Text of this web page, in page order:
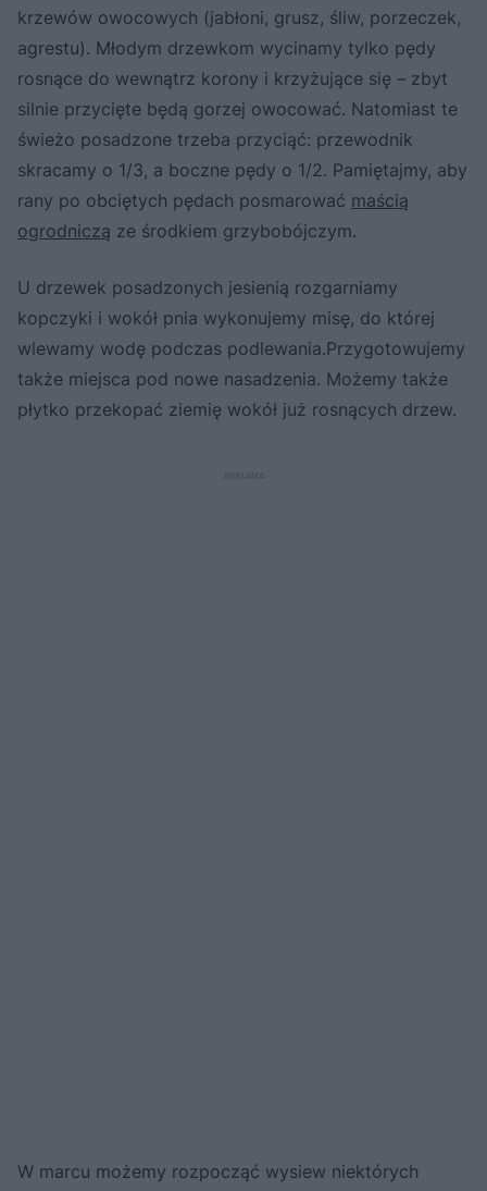
krzewów owocowych (jabłoni, grusz, śliw, porzeczek,
agrestu). Młodym drzewkom wycinamy tylko pędy
rosnące do wewnątrz korony i krzyżujące się – zbyt
silnie przycięte będą gorzej owocować. Natomiast te
świeżo posadzone trzeba przyciąć: przewodnik
skracamy o 1/3, a boczne pędy o 1/2. Pamiętajmy, aby
rany po obciętych pędach posmarować maścią
ogrodniczą ze środkiem grzybobójczym.
U drzewek posadzonych jesienią rozgarniamy
kopczyki i wokół pnia wykonujemy misę, do której
wlewamy wodę podczas podlewania.Przygotowujemy
także miejsca pod nowe nasadzenia. Możemy także
płytko przekopać ziemię wokół już rosnących drzew.
W marcu możemy rozpocząć wysiew niektórych